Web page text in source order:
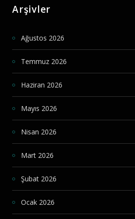
Arşivler
Ağustos 2026
Temmuz 2026
Haziran 2026
Mayıs 2026
Nisan 2026
Mart 2026
Şubat 2026
Ocak 2026